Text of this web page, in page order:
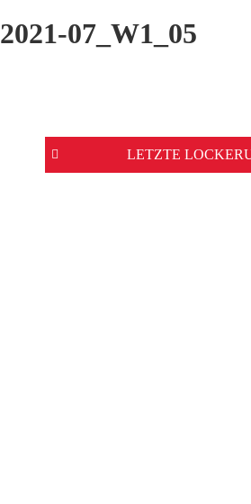
2021-07_W1_05
Beitrags-
Navigation
LETZTE